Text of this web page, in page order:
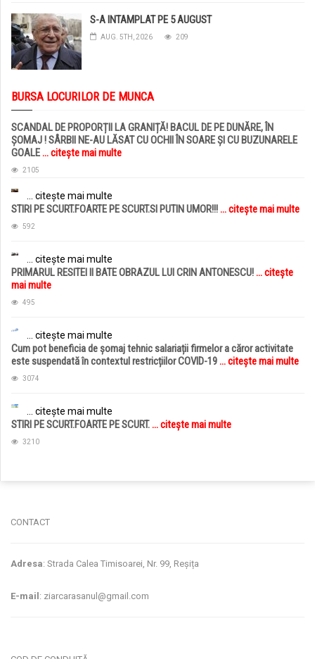
S-A INTAMPLAT PE 5 AUGUST
AUG. 5TH, 2026 209
BURSA LOCURILOR DE MUNCA
SCANDAL DE PROPORȚII LA GRANIȚĂ! BACUL DE PE DUNĂRE, ÎN
ȘOMAJ ! SÂRBII NE-AU LĂSAT CU OCHII ÎN SOARE ȘI CU BUZUNARELE
GOALE... citește mai multe
2105
... citește mai multe
STIRI PE SCURT.FOARTE PE SCURT.SI PUTIN UMOR!!!... citește mai multe
592
... citește mai multe
PRIMARUL RESITEI II BATE OBRAZUL LUI CRIN ANTONESCU!... citește
mai multe
495
... citește mai multe
Cum pot beneficia de șomaj tehnic salariații firmelor a căror activitate
este suspendată în contextul restricțiilor COVID-19... citește mai multe
3074
... citește mai multe
STIRI PE SCURT.FOARTE PE SCURT.... citește mai multe
3210
CONTACT
Adresa: Strada Calea Timisoarei, Nr. 99, Reșița
E-mail: ziarcarasanul@gmail.com